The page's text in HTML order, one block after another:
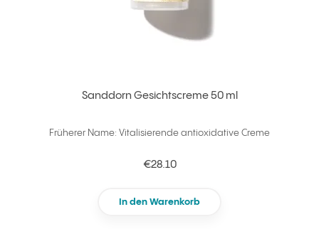
Sanddorn Gesichtscreme 50 ml
Früherer Name: Vitalisierende antioxidative Creme
€28.10
In den Warenkorb